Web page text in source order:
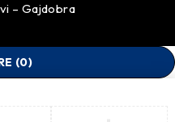
– Gajdobra
(0)